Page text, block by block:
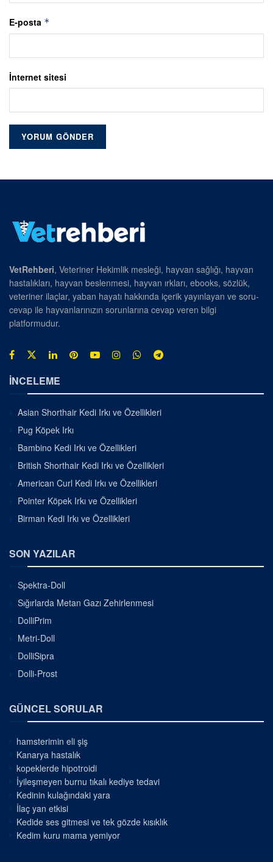
E-posta *
İnternet sitesi
VetRehberi, Veteriner Hekimlik mesleği, hayvan sağlığı, hayvan
hastalıkları, hayvan beslenmesi, hayvan ırkları, ebooks, sözlük,
veteriner ilaçlar, yaban hayatı hakkında içerik yayınlayan ve soru-
cevap ile hayvanlarınızın sorunlarına cevap veren bilgi
platformudur.
İNCELEME
Asian Shorthair Kedi Irkı ve Özellikleri
Pug Köpek Irkı
Bambino Kedi Irkı ve Özellikleri
British Shorthair Kedi Irkı ve Özellikleri
American Curl Kedi Irkı ve Özellikleri
Pointer Köpek Irkı ve Özellikleri
Birman Kedi Irkı ve Özellikleri
SON YAZILAR
Spektra-Doll
Sığırlarda Metan Gazı Zehirlenmesi
DolliPrim
Metri-Doll
DolliSipra
Dolli-Prost
GÜNCEL SORULAR
hamsterimin eli şiş
Kanarya hastalık
kopeklerde hipotroidi
İyileşmeyen burnu tıkalı kediye tedavi
Kedinin kulağındaki yara
İlaç yan etkisi
Kedide ses gitmesi ve tek gözde kısıklık
Kedim kuru mama yemiyor